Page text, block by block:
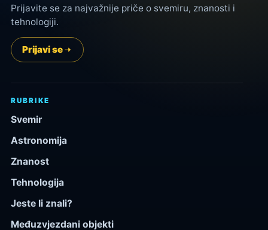
Prijavite se za najvažnije priče o svemiru, znanosti i
tehnologiji.
Prijavi se
RUBRIKE
Svemir
Astronomija
Znanost
Tehnologija
Jeste li znali?
Međuzvjezdani objekti